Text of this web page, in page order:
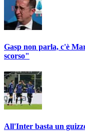
Gasp non parla, c'è
scorso"
All'Inter basta un